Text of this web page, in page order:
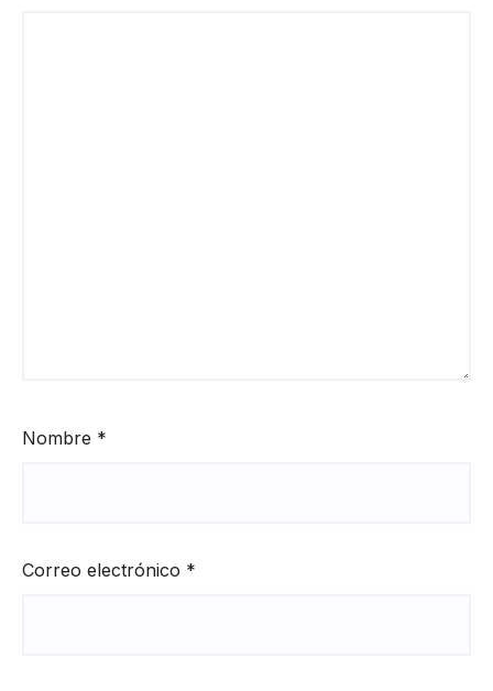
Nombre *
Correo electrónico *